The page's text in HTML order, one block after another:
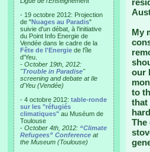
- 19 octobre 2012: Projection
de "Nuages au Paradis"
suivie d'un débat, à l'initiative
du Point Info Energie de
Vendée dans le cadre de la
Fête de l'Energie de l'île
d'Yeu.
- October 19th, 2012:
"Trouble in Paradise"
screening and debate at Ile
d'Yeu (Vendée)
- 4 octobre 2012: table-ronde
sur les "réfugiés
climatiques" au Muséum de
Toulouse
- October 4th, 2012: “Climate
Refugees” Conference at
the Museum (Toulouse)
My
our
to
that
The